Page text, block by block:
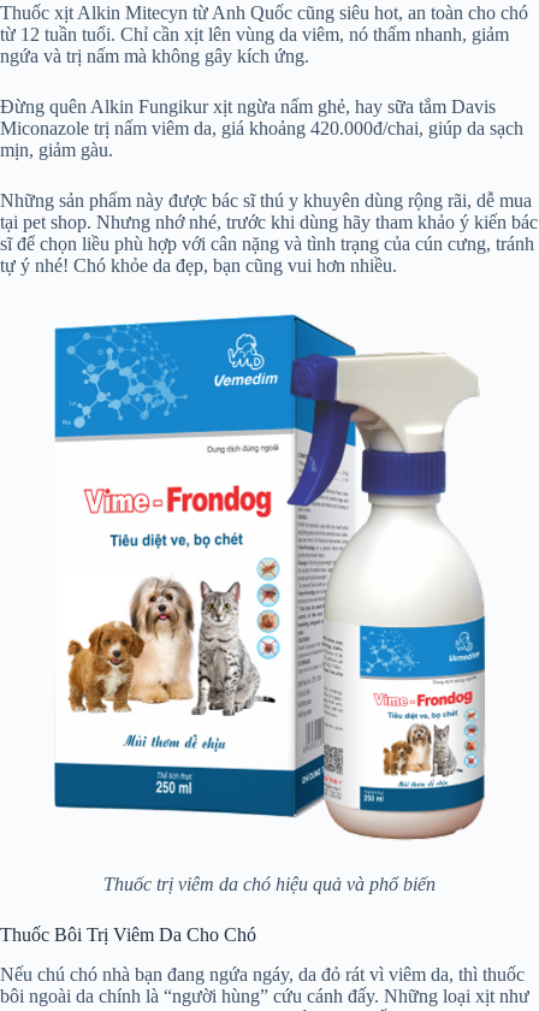
Thuốc xịt Alkin Mitecyn từ Anh Quốc cũng siêu hot, an toàn cho chó
từ 12 tuần tuổi. Chỉ cần xịt lên vùng da viêm, nó thấm nhanh, giảm
ngứa và trị nấm mà không gây kích ứng.
Đừng quên Alkin Fungikur xịt ngừa nấm ghẻ, hay sữa tắm Davis
Miconazole trị nấm viêm da, giá khoảng 420.000đ/chai, giúp da sạch
mịn, giảm gàu.
Những sản phẩm này được bác sĩ thú y khuyên dùng rộng rãi, dễ mua
tại pet shop. Nhưng nhớ nhé, trước khi dùng hãy tham khảo ý kiến bác
sĩ để chọn liều phù hợp với cân nặng và tình trạng của cún cưng, tránh
tự ý nhé! Chó khỏe da đẹp, bạn cũng vui hơn nhiều.
Thuốc trị viêm da chó hiệu quả và phổ biến
Thuốc Bôi Trị Viêm Da Cho Chó
Nếu chú chó nhà bạn đang ngứa ngáy, da đỏ rát vì viêm da, thì thuốc
bôi ngoài da chính là “người hùng” cứu cánh đấy. Những loại xịt như